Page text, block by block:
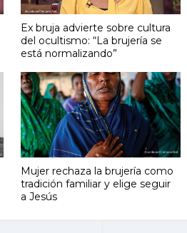
Ex bruja advierte sobre cultura
del ocultismo: “La brujería se
está normalizando”
Mujer rechaza la brujería como
tradición familiar y elige seguir
a Jesús